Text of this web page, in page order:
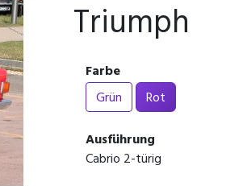
Triumph
Farbe
Grün
Rot
Ausführung
Cabrio 2-türig